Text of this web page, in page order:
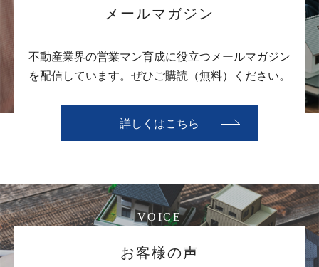
メールマガジン
不動産業界の営業マン育成に役立つメールマガジン
を配信しています。ぜひご購読（無料）ください。
詳しくはこちら
VOICE
お客様の声